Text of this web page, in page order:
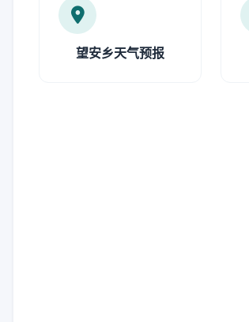
望安乡天气预报